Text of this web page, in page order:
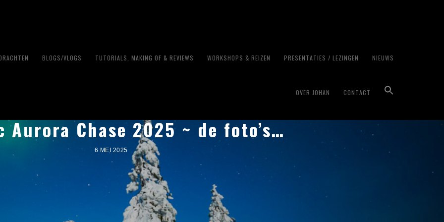
BLOGS/VLOGS TUTORIALS, MAKING OF & REVIEWS WORKSHOPS & REIZEN PRESENTATIES / LEZINGEN NIEUWS
OVER JOHAN CONTACT
Aurora Chase 2025 ~ de foto’s…
6 MEI 2025